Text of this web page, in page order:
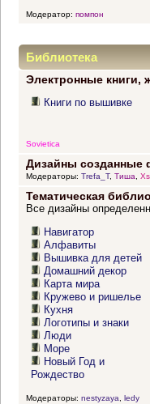
Модератор: помпон
Библиотека
Электронные книги,
Книги по вышивке
Sovietica
Дизайны созданные
Модераторы: Trefa_T, Тиша,
Тематическая
Все дизайны
Навигатор
Алфавиты
Вышивка для детей
Домашний декор
Карта мира
Кружево и ришелье
Кухня
Логотипы и знаки
Люди
Море
Новый Год и
Рождество
Модераторы: nestyzaya ledy